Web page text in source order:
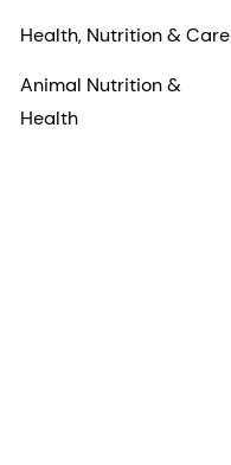
Health, Nutrition & Care
Animal Nutrition &
Health